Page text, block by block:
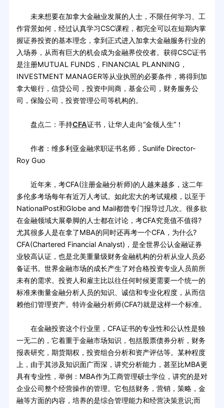
未来想要在加拿大金融业发展的人士，不限任何学习、工
作背景如何，经过认真学习CSC课程，都完全可以在短期内掌
握证券投资的基本理念，拿到正式进入加拿大金融服务行业的
入场券，从而有巨大的机会成为金融界佼佼者。获得CSC证书
是注册MUTUAL FUNDS，FINANCIAL PLANNING，
INVESTMENT MANAGER等从业执照的必要条件，将得到加
拿大银行，信贷公司，投资中间商，基金公司，财务服务公
司，保险公司，投资管理公司等机构的。
盘点二：手持CFA证书，让华人走向“金领人生”！
作者：维多利亚金融求职证书名师，Sunlife Director-
Roy Guo
近年来，考CFA(注册金融分析师)的人越来越多，这二年
多伦多考场每年有近万人考试。如此宏大的考试规模，以至于
NationalPost和Globe and Mail都曾专门报导过几次。很多欲
在金融领域大展拳脚的人士都在讨论，考CFA究竟值不值得?
尤其很多人是在拿了MBA的同时还再考一个CFA，为什么?
CFA(Chartered Financial Analyst)，是全世界公认金融证券
业较高认证，也是北美重量级财务金融机构的分析从业人员必
备证书。世界金融市场的成长产生了对合格投资专业人员前所
未有的需求。投资人和雇主比以往任何时候更需要一个统一的
标准来衡量金融分析人员的知识、诚信和专业化程度，从而信
赖他们管理资产。特许金融分析师(CFA?)就是这样一个标准。
在金融投资这个行业里，CFA证书的专业性和公认性是独
一无二的，它着重于金融市场知识，包括股票债券分析，财务
报表研究，期货期权，投资组合分析和资产评估等。某种程度
上，由于其涉及知识面广而深，讲究分析能力，甚至比MBA更
具有专业性，举例：MBA作为工商管理硕士学位，讲究的是对
企业公司整个经营操作的管理。它包括财务，营销，策略，金
融等方面的内容，培养的是综合管理能力和经营决策意识;而